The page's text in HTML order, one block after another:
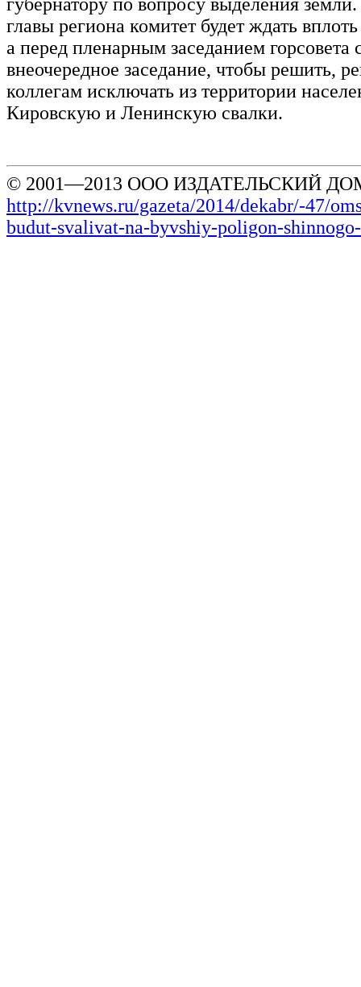
главы региона комитет будет ждать
а перед пленарным заседанием горсовета
внеочередное заседание, чтобы решить,
коллегам исключать из территории
Кировскую и Ленинскую свалки.
© 2001—2013 ООО ИЗДАТЕЛЬСКИЙ
http://kvnews.ru/gazeta/2014/dekabr/-47/
budut-svalivat-na-byvshiy-poligon-